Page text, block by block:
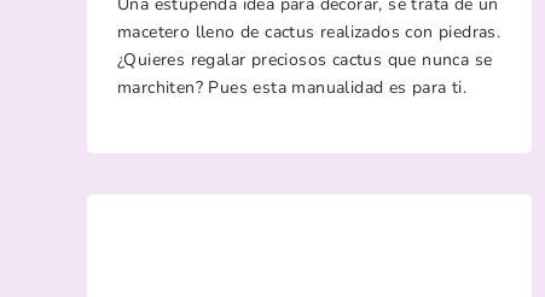
macetero lleno de cactus realizados con piedras.
¿Quieres regalar preciosos cactus que nunca se
marchiten? Pues esta manualidad es para ti.